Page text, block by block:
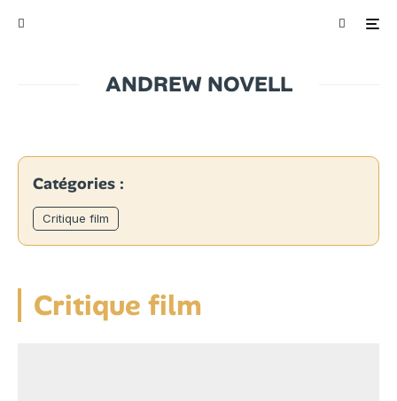
ANDREW NOVELL
Catégories :
Critique film
Critique film